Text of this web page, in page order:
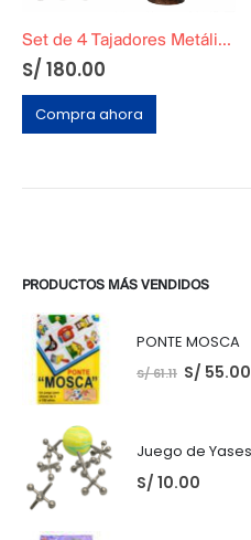
Set de 4 Tajadores Metálicos Originales
S/ 180.00
Compra ahora
PRODUCTOS MÁS VENDIDOS
PONTE MOSCA
S/61.11 S/ 55.00
S/ 10.00